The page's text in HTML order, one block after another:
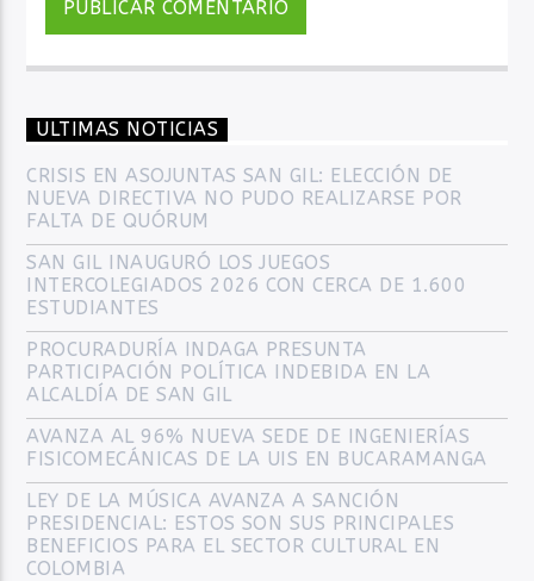
ULTIMAS NOTICIAS
CRISIS EN ASOJUNTAS SAN GIL: ELECCIÓN DE
NUEVA DIRECTIVA NO PUDO REALIZARSE POR
FALTA DE QUÓRUM
SAN GIL INAUGURÓ LOS JUEGOS
INTERCOLEGIADOS 2026 CON CERCA DE 1.600
ESTUDIANTES
PROCURADURÍA INDAGA PRESUNTA
PARTICIPACIÓN POLÍTICA INDEBIDA EN LA
ALCALDÍA DE SAN GIL
AVANZA AL 96% NUEVA SEDE DE INGENIERÍAS
FISICOMECÁNICAS DE LA UIS EN BUCARAMANGA
LEY DE LA MÚSICA AVANZA A SANCIÓN
PRESIDENCIAL: ESTOS SON SUS PRINCIPALES
BENEFICIOS PARA EL SECTOR CULTURAL EN
COLOMBIA